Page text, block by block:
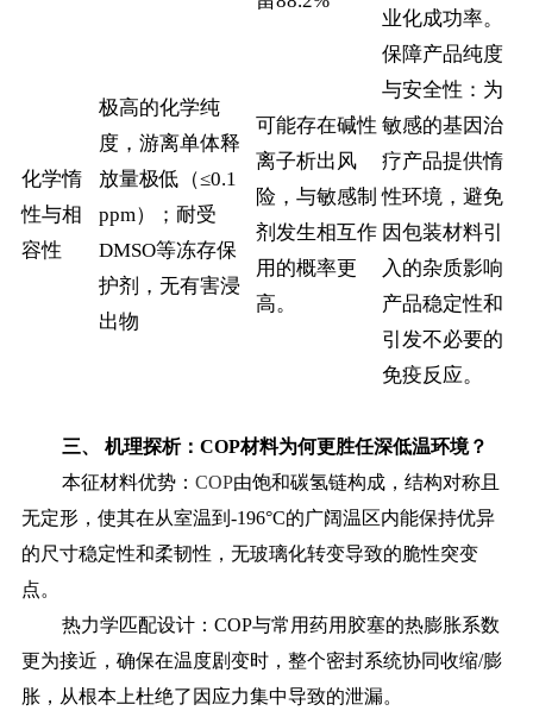
业化成功率。
化学惰
性与相
容性
极高的化学纯
度，游离单体释
放量极低（≤0.1
ppm）；耐受
DMSO等冻存保
护剂，无有害浸
出物
可能存在碱性
离子析出风
险，与敏感制
剂发生相互作
用的概率更
高。
保障产品纯度
与安全性：为
敏感的基因治
疗产品提供惰
性环境，避免
因包装材料引
入的杂质影响
产品稳定性和
引发不必要的
免疫反应。
三、 机理探析： COP材料为何更胜任深低温环境？
本征材料优势： COP由饱和碳氢链构成，结构对称且
无定形，使其在从室温到-196°C的广阔温区内能保持优异
的尺寸稳定性和柔韧性，无玻璃化转变导致的脆性突变
点。
热力学匹配设计： COP与常用药用胶塞的热膨胀系数
更为接近，确保在温度剧变时，整个密封系统协同收缩/膨
胀，从根本上杜绝了因应力集中导致的泄漏。